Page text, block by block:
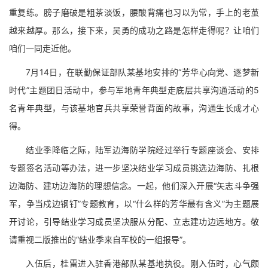
重复练。膀子磨破是粗茶淡饭，腰酸背痛也习以为常，手上的老茧
越来越厚。那么，接下来，吴勇的成功之路是怎样走得呢？让咱们
咱们一同走近他。
7月14日，在联勤保证部队某基地安排的“芳华心向党、逐梦新
时代”主题团日活动中，参与军地青年典型走底层共享沟通活动的5
名青年典型，与该基地官兵共享荣誉背面的故事，沟通生长成才心
得。
结业季降临之际，陆军边海防学院经过举行专题座谈会、安排
专题签名活动等办法，进一步坚决结业学习成员挑选边海防、扎根
边海防、建功边海防的理想信念。一起，他们深入开展“矢志斗争强
军，争当戍边钢钉”专题教育，以“什么样的芳华最有含义”为主题展
开讨论，引导结业学习成员坚决服从分配、立志建功边远地方。敬
请重视二版推出的“结业季来自军校的一组报导”。
入伍后，桂雷进入驻香港部队某基地执役。刚入伍时，心气颇